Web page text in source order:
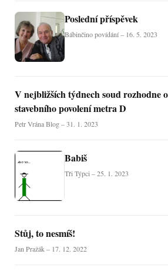
Poslední příspěvek
Bábinčino povídání – 16. 5. 2023
V nejbližších týdnech soud rozhodne
stavebního povolení metra D
Petr Vrána Blog – 31. 1. 2023
Babiš
Tři Týpci – 25. 1. 2023
Stůj, to nesmíš!
Jan Pražák – 17. 12. 2022